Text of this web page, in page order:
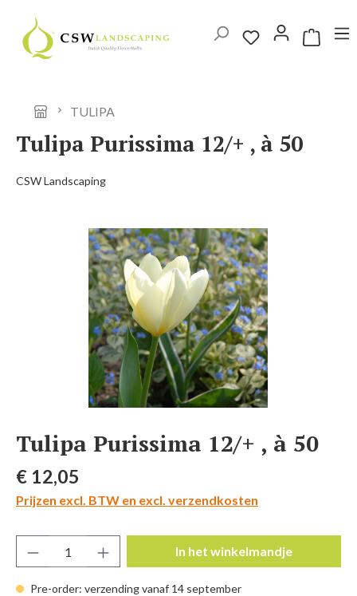
Ga naar de hoofdinhoud
TULIPA
Tulipa Purissima 12/+ , à 50
CSW Landscaping
Afbeeldingengalerij overslaan
Tulipa Purissima 12/+ , à 50
Normale prijs:
€ 12,05
Prijzen excl. BTW en excl. verzendkosten
Pre-order: verzending vanaf 14 september
Producthoeveelheid: Voer de gewenste
In het winkelmandje